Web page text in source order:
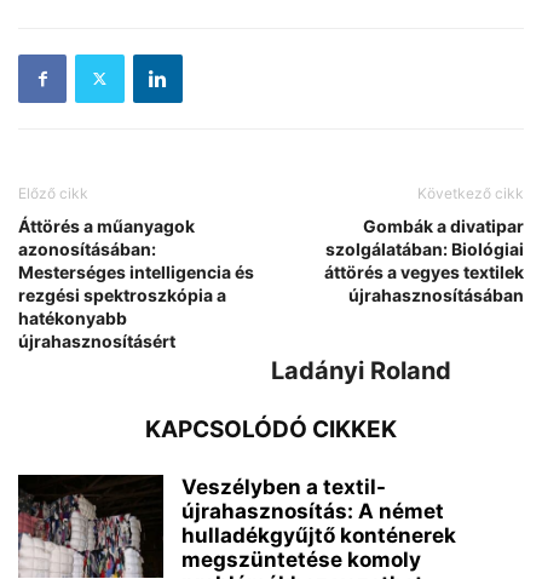
Előző cikk
Áttörés a műanyagok
azonosításában:
Mesterséges intelligencia és
rezgési spektroszkópia a
hatékonyabb
újrahasznosításért
Következő cikk
Gombák a divatipar
szolgálatában: Biológiai
áttörés a vegyes textilek
újrahasznosításában
Ladányi Roland
KAPCSOLÓDÓ CIKKEK
Veszélyben a textil-
újrahasznosítás: A német
hulladékgyűjtő konténerek
megszüntetése komoly